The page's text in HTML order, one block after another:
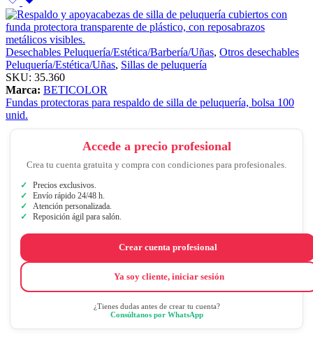
Desechables Peluquería/Estética/Barbería/Uñas, Otros desechables
Peluquería/Estética/Uñas, Sillas de peluquería
SKU: 35.360
Marca: BETICOLOR
Fundas protectoras para respaldo de silla de peluquería, bolsa 100
unid.
Accede a precio profesional
Crea tu cuenta gratuita y compra con condiciones para profesionales.
Precios exclusivos.
Envío rápido 24/48 h.
Atención personalizada.
Reposición ágil para salón.
Crear cuenta profesional
Ya soy cliente, iniciar sesión
¿Tienes dudas antes de crear tu cuenta?
Consúltanos por WhatsApp